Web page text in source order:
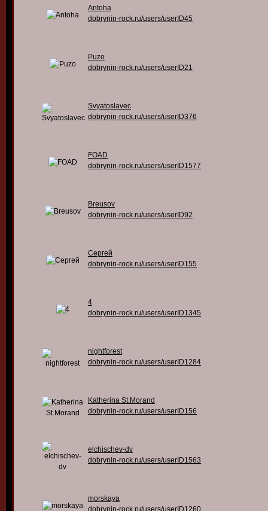
Antoha
dobrynin-rock.ru/users/userID45
Puzo
dobrynin-rock.ru/users/userID21
Svyatoslavec
dobrynin-rock.ru/users/userID376
FOAD
dobrynin-rock.ru/users/userID1577
Breusov
dobrynin-rock.ru/users/userID92
Сергей
dobrynin-rock.ru/users/userID155
4
dobrynin-rock.ru/users/userID1345
nightforest
dobrynin-rock.ru/users/userID1284
Katherina St.Morand
dobrynin-rock.ru/users/userID156
elchischev-dv
dobrynin-rock.ru/users/userID1563
morskaya
dobrynin-rock.ru/users/userID1260